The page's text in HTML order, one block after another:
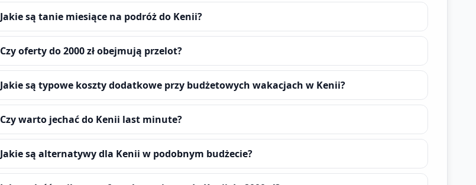
Jakie są tanie miesiące na podróż do Kenii?
Czy oferty do 2000 zł obejmują przelot?
Jakie są typowe koszty dodatkowe przy budżetowych wakacjach w Kenii?
Czy warto jechać do Kenii last minute?
Jakie są alternatywy dla Kenii w podobnym budżecie?